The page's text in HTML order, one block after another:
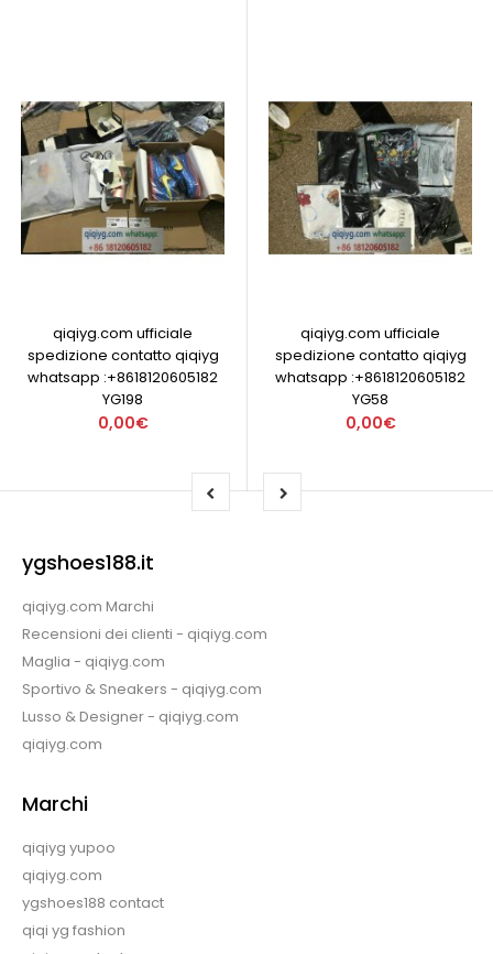
qiqiyg.com ufficiale
spedizione contatto qiqiyg
whatsapp :+8618120605182
YG198
0,00€
qiqiyg.com ufficiale
spedizione contatto qiqiyg
whatsapp :+8618120605182
YG58
0,00€
ygshoes188.it
qiqiyg.com Marchi
Recensioni dei clienti - qiqiyg.com
Maglia - qiqiyg.com
Sportivo & Sneakers - qiqiyg.com
Lusso & Designer - qiqiyg.com
qiqiyg.com
Marchi
qiqiyg yupoo
qiqiyg.com
ygshoes188 contact
qiqi yg fashion